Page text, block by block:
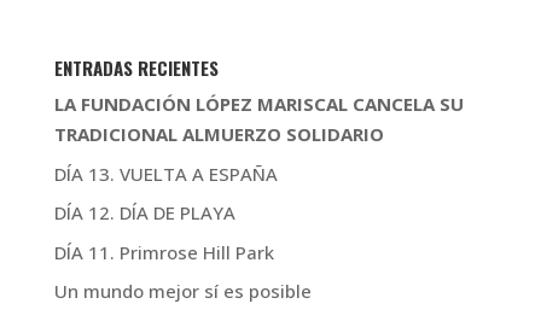
ENTRADAS RECIENTES
LA FUNDACIÓN LÓPEZ MARISCAL CANCELA SU
TRADICIONAL ALMUERZO SOLIDARIO
DÍA 13. VUELTA A ESPAÑA
DÍA 12. DÍA DE PLAYA
DÍA 11. Primrose Hill Park
Un mundo mejor sí es posible